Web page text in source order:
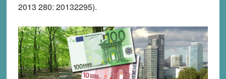
2013 280: 20132295).